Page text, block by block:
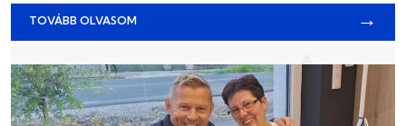
TOVÁBB OLVASOM →